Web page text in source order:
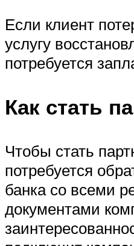
Если клиент
услугу
потребуется
Как стать
Чтобы стать
потребуется
банка со всеми
документами